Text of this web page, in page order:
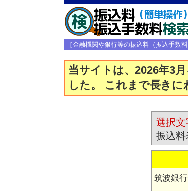
［金融機関や銀行等の振込料（振込手数
当サイトは、2026年3
した。 これまで長きに
選択文
振込料
筑波銀行